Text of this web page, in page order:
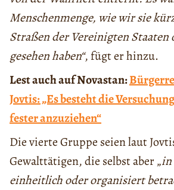
Menschenmenge, wie wir sie
Straßen der Vereinigten Staaten
gesehen haben“, fügt er hinzu.
Lest auch auf Novastan:
Jovtis: „Es besteht die
fester anzuziehen“
Die vierte Gruppe seien laut
Gewalttätigen, die selbst aber „in
einheitlich oder organisiert